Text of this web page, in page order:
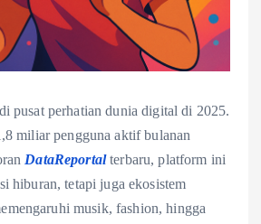
pusat perhatian dunia digital di 2025.
miliar pengguna aktif bulanan
DataReportalterbaru, platform ini
hiburan, tetapi juga ekosistem
musik, fashion, hingga